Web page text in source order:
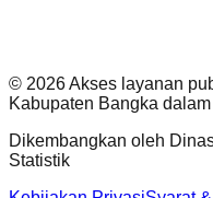
© 2026Akses layanan
Kabupaten Bangka
Dikembangkan oleh
Statistik